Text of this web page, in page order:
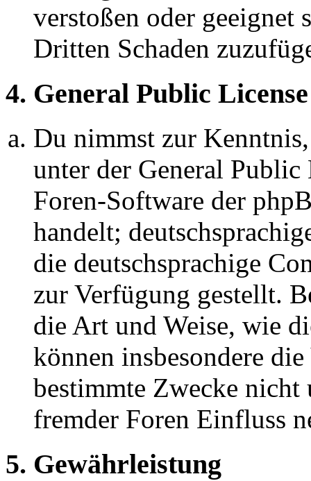
verstoßen oder geeignet
Dritten Schaden
4. General Public License
Du nimmst zur
unter der General
Foren-Software der
handelt;
die deutschsprachige
zur Verfügung gestellt.
die Art und Weise, wie
können insbesondere
bestimmte Zwecke nicht
fremder Foren Einfluss
5. Gewährleistung